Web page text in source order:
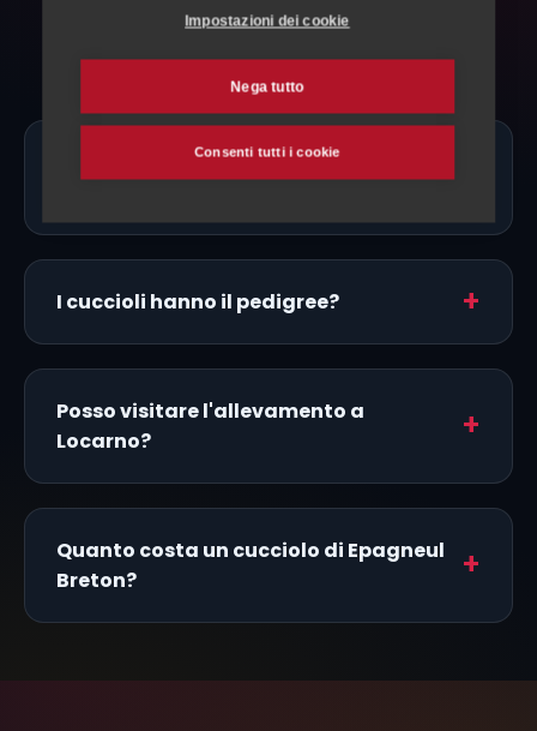
Domande frequenti
Ci sono allevatori di Epagneul Breton
I cuccioli hanno il pedigree?
Posso visitare l'allevamento a
Locarno?
Quanto costa un cucciolo di Epagneul
Breton?
Impostazioni dei cookie
Nega tutto
Consenti tutti i cookie